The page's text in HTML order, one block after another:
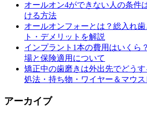
オールオン4ができない人の条件
ける方法
オールオンフォーとは？総入れ
ト・デメリットを解説
インプラント1本の費用はいくら
場と保険適用について
矯正中の歯磨きは外出先でどう
処法・持ち物・ワイヤー＆マウ
アーカイブ